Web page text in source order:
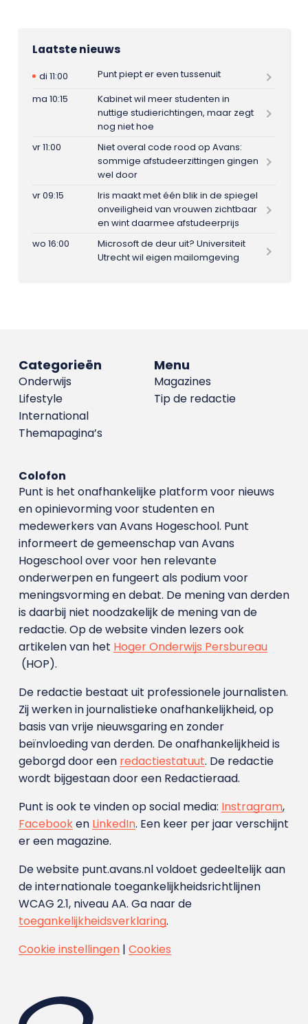
Laatste nieuws
di 11:00
Punt piept er even tussenuit
ma 10:15
Kabinet wil meer studenten in
nuttige studierichtingen, maar zegt
nog niet hoe
vr 11:00
Niet overal code rood op Avans:
sommige afstudeerzittingen gingen
wel door
vr 09:15
Iris maakt met één blik in de spiegel
onveiligheid van vrouwen zichtbaar
en wint daarmee afstudeerprijs
wo 16:00
Microsoft de deur uit? Universiteit
Utrecht wil eigen mailomgeving
Menu
Magazines
Tip de redactie
Categorieën
Onderwijs
Lifestyle
International
Themapagina’s
Colofon
Punt is het onafhankelijke platform voor nieuws
en opinievorming voor studenten en
medewerkers van Avans Hoge­school. Punt
informeert de gemeenschap van Avans
Hogeschool over voor hen relevante
onderwerpen en fungeert als podium voor
meningsvorming en debat. De mening van derden
is daarbij niet noodzakelijk de mening van de
redactie. Op de website vinden lezers ook
artikelen van het Hoger Onderwijs Persbureau
(HOP).
De redactie bestaat uit professionele journalisten.
Zij werken in journalistieke onafhankelijkheid, op
basis van vrije nieuwsgaring en zonder
beïnvloeding van derden. De onafhankelijkheid is
geborgd door een redactiestatuut. De redactie
wordt bijgestaan door een Redactieraad.
Punt is ook te vinden op social media: Instragram,
Facebooken LinkedIn. Een keer per jaar verschijnt
er een magazine.
De website punt.avans.nl voldoet gedeeltelijk aan
de internationale toegankelijkheidsrichtlijnen
WCAG 2.1, niveau AA. Ga naar de
toegankelijkheidsverklaring.
Cookie instellingen| Cookies